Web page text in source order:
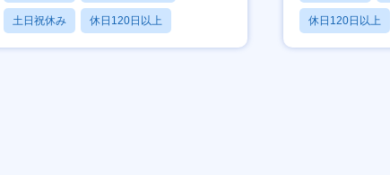
土日祝休み 休日120日以上
産休・育休あり
休日120日以上
賞与あり